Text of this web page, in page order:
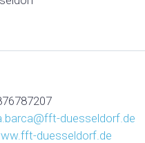
duesseldorf.de
duesseldorf.de